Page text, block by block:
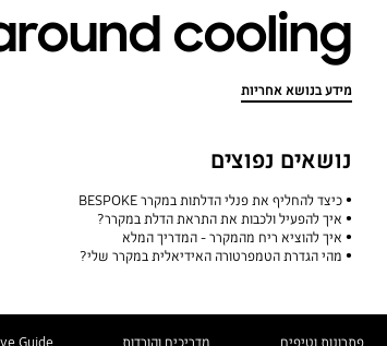
cooling
מידע בנושא אחריות
נושאים נפוצים
כיצד להחליף את פנלי הדלתות במקרר BESPOKE
איך להפעיל ולכבות את התראת הדלת במקרר?
איך להוציא ריח מהמקרר - המדריך המלא
מהי הגדרת הטמפרטורה האידיאלית במקרר שלי?